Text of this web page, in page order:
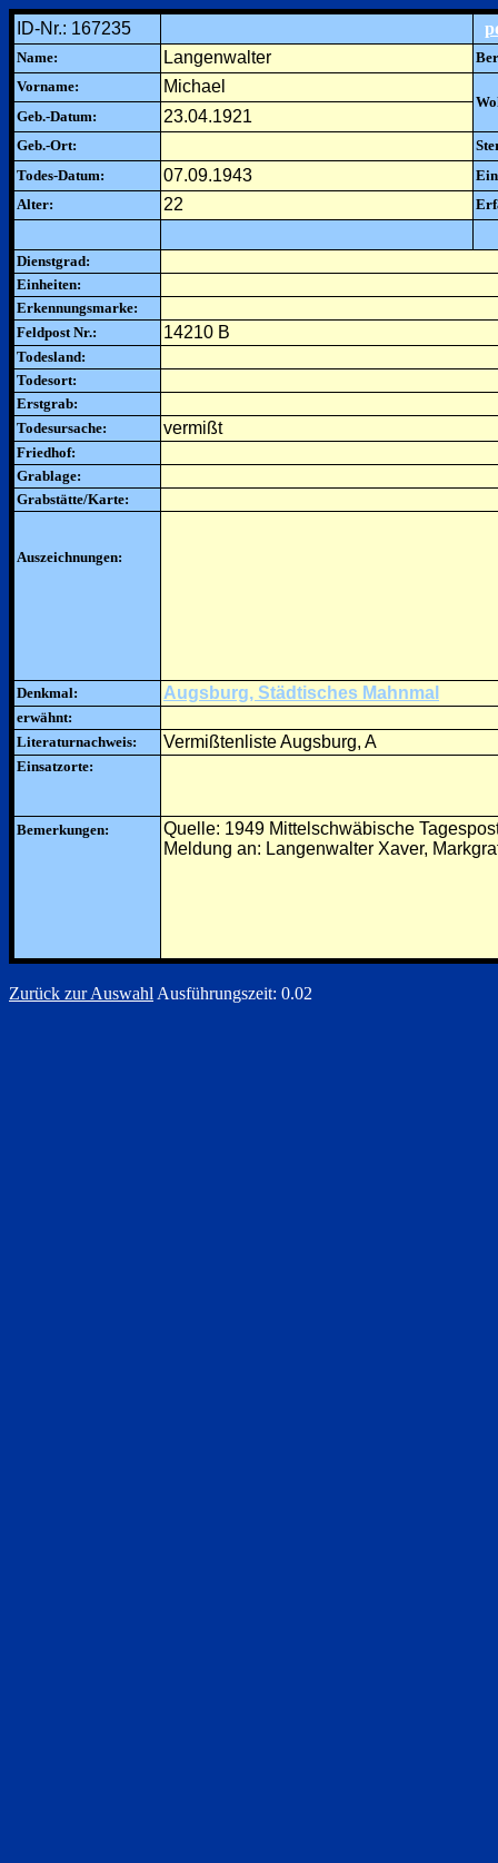
ID-Nr.: 167235
Name: Langenwalter
Vorname:
Michael
Geb.-Datum:
23.04.1921
Geb.-Ort:
Todes-Datum:
07.09.1943
Alter:
22
Dienstgrad:
Einheiten:
Erkennungsmarke:
Feldpost Nr.:
14210 B
Todesland:
Todesort:
Erstgrab:
Todesursache:
vermißt
Friedhof:
Grablage:
Grabstätte/Karte:
Auszeichnungen:
Denkmal: Augsburg, Städtisches Mahnmal
erwähnt:
Literaturnachweis:
Vermißtenliste Augsburg, A
Einsatzorte:
Bemerkungen:
Quelle: 1949 Mittelschwäbische
Meldung an: Langenwalter Xaver,
Zurück zur Auswahl Ausführungszeit: 0.02